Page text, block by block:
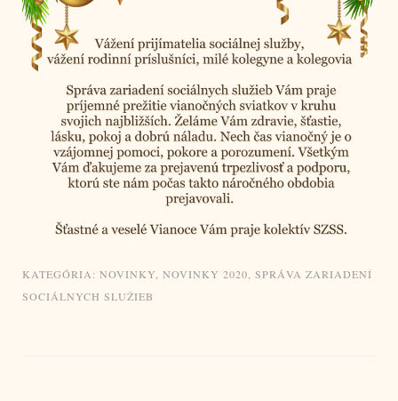
KATEGÓRIA: NOVINKY, NOVINKY 2020, SPRÁVA ZARIADENÍ
SOCIÁLNYCH SLUŽIEB